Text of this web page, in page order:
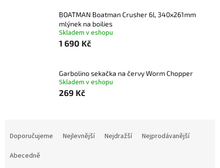
BOATMAN Boatman Crusher 6l, 340x261mm
mlýnek na boilies
Skladem v eshopu
1 690 Kč
Garbolino sekačka na červy Worm Chopper
Skladem v eshopu
269 Kč
Doporučujeme Nejlevnější Nejdražší
Nejprodávanější
Abecedně